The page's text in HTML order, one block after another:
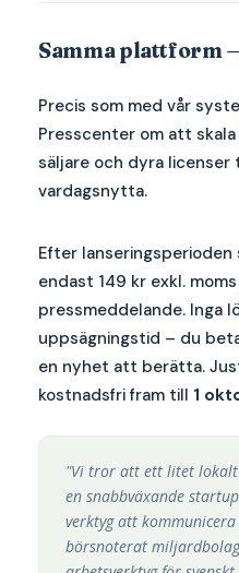
Samma plattform
Precis som med vår
Presscenter om att
säljare och dyra
vardagsnytta.
Efter
endast 149 kr exkl.
pressmeddelande. Inga
uppsägningstid – du
en nyhet att berätta.
kostnadsfri fram till 1
"Vi tror att ett litet
en snabbväxande
verktyg att
börsnoterat